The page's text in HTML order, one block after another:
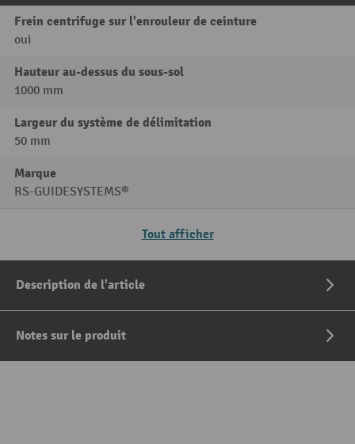
Frein centrifuge sur l'enrouleur de ceinture
oui
Hauteur au-dessus du sous-sol
1000 mm
Largeur du système de délimitation
50 mm
Marque
RS-GUIDESYSTEMS®
Tout afficher
Description de l'article
Notes sur le produit